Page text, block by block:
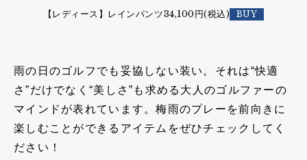
【レディース】レインパンツ34,100円(税込)
雨の日のゴルフでも妥協しない装い。それは“快適
さ”だけでなく“美しさ”も求める大人のゴルファーの
マインドが表れています。梅雨のプレーを前向きに
楽しむことができるアイテムをぜひチェックしてく
ださい！